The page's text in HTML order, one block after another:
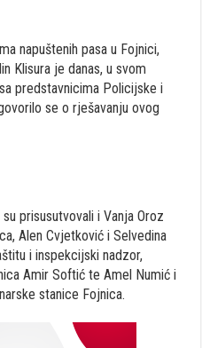
napuštenih pasa u Fojnici,
Klisura je danas, u svom
predstavnicima Policijske i
se o rješavanju ovog
prisusutvovali i Vanja Oroz
Alen Cvjetković i Selvedina
i inspekcijski nadzor,
Amir Softić te Amel Numić i
stanice Fojnica.